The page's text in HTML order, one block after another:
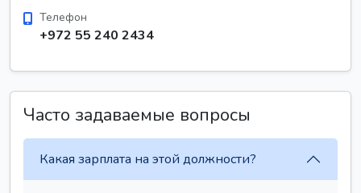
Телефон
+972 55 240 2434
Часто задаваемые вопросы
Какая зарплата на этой должности?